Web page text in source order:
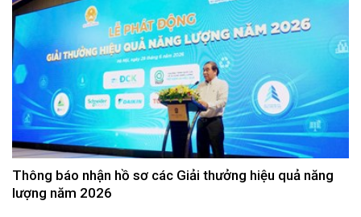
Thông báo nhận hồ sơ các Giải thưởng hiệu quả năng
lượng năm 2026